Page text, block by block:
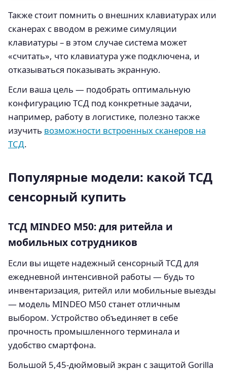
Также стоит помнить о внешних клавиатурах или
сканерах с вводом в режиме симуляции
клавиатуры – в этом случае система может
«считать», что клавиатура уже подключена, и
отказываться показывать экранную.
Если ваша цель — подобрать оптимальную
конфигурацию ТСД под конкретные задачи,
например, работу в логистике, полезно также
изучить возможности встроенных сканеров на
ТСД.
Популярные модели: какой ТСД
сенсорный купить
ТСД MINDEO M50: для ритейла и
мобильных сотрудников
Если вы ищете надежный сенсорный ТСД для
ежедневной интенсивной работы — будь то
инвентаризация, ритейл или мобильные выезды
— модель MINDEO M50 станет отличным
выбором. Устройство объединяет в себе
прочность промышленного терминала и
удобство смартфона.
Большой 5,45-дюймовый экран с защитой Gorilla